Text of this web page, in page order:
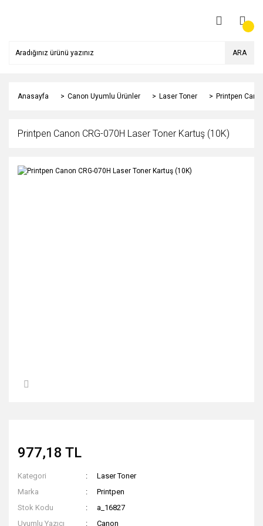
ARA
Anasayfa Canon Uyumlu Ürünler Laser Toner Printpen
Printpen Canon CRG-070H Laser Toner Kartuş (10K)
977,18 TL
Kategori
Laser Toner
Marka
Printpen
Stok Kodu
a_16827
Uyumlu Yazıcı
Canon